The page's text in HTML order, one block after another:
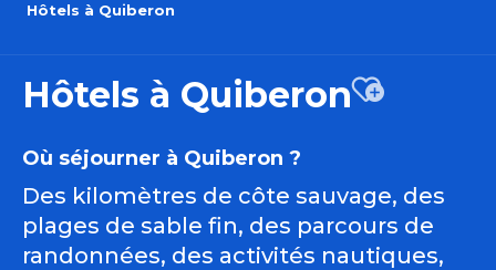
Hôtels à Quiberon
Hôtels à QuiberonAjouter
Où séjourner à Quiberon ?
Des kilomètres de côte sauvage, des
plages de sable fin, des parcours de
randonnées, des activités nautiques,